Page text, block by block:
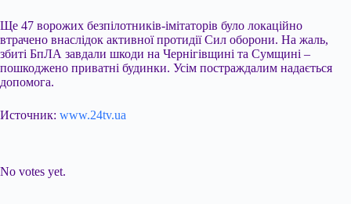
Ще 47 ворожих безпілотників-імітаторів було локаційно
втрачено внаслідок активної протидії Сил оборони. На жаль,
збиті БпЛА завдали шкоди на Чернігівщині та Сумщині –
пошкоджено приватні будинки. Усім постраждалим надається
допомога.
Источник: www.24tv.ua
No votes yet.